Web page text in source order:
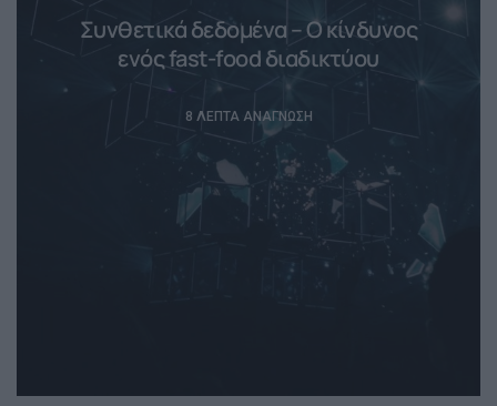
Συνθετικά δεδομένα – Ο κίνδυνος
ενός fast-food διαδικτύου
8 ΛΕΠΤΆ ΑΝΆΓΝΩΣΗ